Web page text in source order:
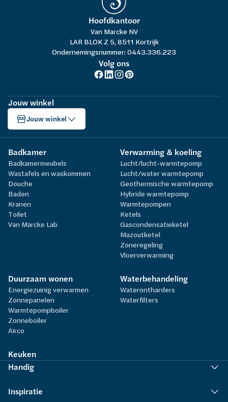
Hoofdkantoor
Van Marcke NV
LAR BLOK Z 5, 8511 Kortrijk
Ondernemingsnummer: 0443.336.223
Volg ons
Jouw winkel
Jouw winkel
Badkamer
Badkamermeubels
Wastafels en waskommen
Douche
Baden
Kranen
Toilet
Van Marcke Lab
Verwarming & koeling
Lucht/lucht-warmtepomp
Lucht/water warmtepomp
Geothermische warmtepomp
Hybride warmtepomp
Warmtepompen
Ketels
Gascondensatieketel
Mazoutketel
Zoneregeling
Vloerverwarming
Duurzaam wonen
Energiezuinig verwarmen
Zonnepanelen
Warmtepompboiler
Zonneboiler
Airco
Waterbehandeling
Waterontharders
Waterfilters
Keuken
Handig
Inspiratie